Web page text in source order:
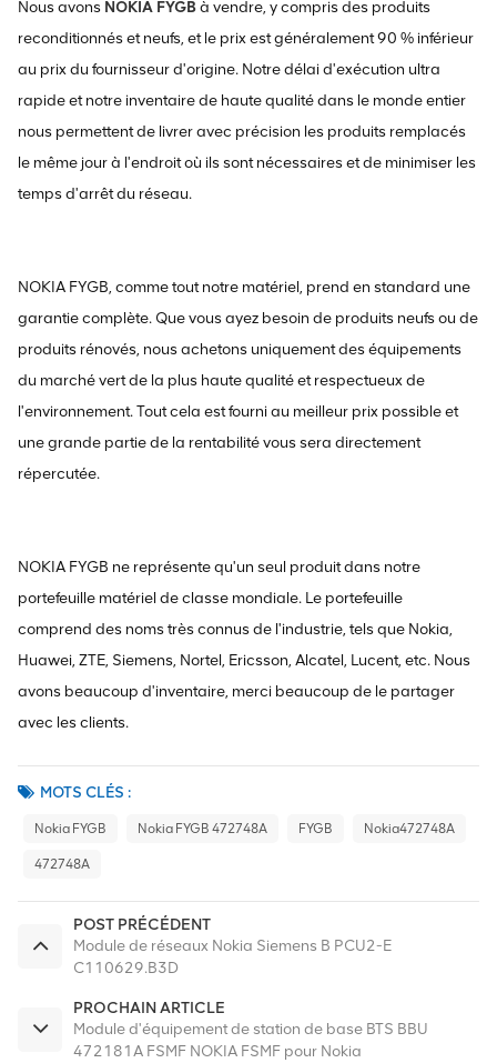
Nous avons NOKIA FYGBà vendre, y compris des produits
reconditionnés et neufs, et le prix est généralement 90 % inférieur
au prix du fournisseur d'origine. Notre délai d'exécution ultra
rapide et notre inventaire de haute qualité dans le monde entier
nous permettent de livrer avec précision les produits remplacés
le même jour à l'endroit où ils sont nécessaires et de minimiser les
temps d'arrêt du réseau.
NOKIA FYGB, comme tout notre matériel, prend en standard une
garantie complète. Que vous ayez besoin de produits neufs ou de
produits rénovés, nous achetons uniquement des équipements
du marché vert de la plus haute qualité et respectueux de
l'environnement. Tout cela est fourni au meilleur prix possible et
une grande partie de la rentabilité vous sera directement
répercutée.
NOKIA FYGB ne représente qu'un seul produit dans notre
portefeuille matériel de classe mondiale. Le portefeuille
comprend des noms très connus de l'industrie, tels que Nokia,
Huawei, ZTE, Siemens, Nortel, Ericsson, Alcatel, Lucent, etc. Nous
avons beaucoup d'inventaire, merci beaucoup de le partager
avec les clients.
MOTS CLÉS :
Nokia FYGB Nokia FYGB 472748A FYGB Nokia472748A
472748A
POST PRÉCÉDENT
Module de réseaux Nokia Siemens B PCU2-E
C110629.B3D
PROCHAIN ARTICLE
Module d'équipement de station de base BTS BBU
472181A FSMF NOKIA FSMF pour Nokia